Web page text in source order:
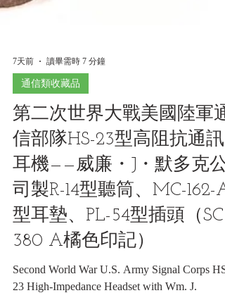
7天前 讀畢需時 7 分鐘
通信類收藏品
第二次世界大戰美國陸軍通
信部隊HS-23型高阻抗通訊
耳機——威廉・J・默多克公
司製R-14型聽筒、MC-162-A
型耳墊、PL-54型插頭（SC